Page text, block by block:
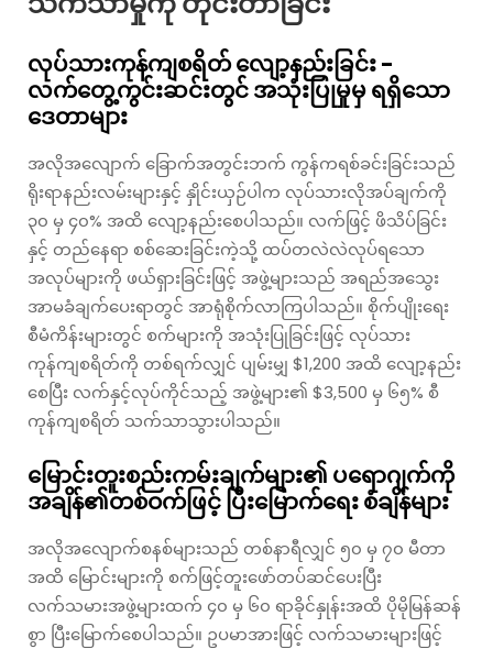
လုပ်သားကုန်ကျစရိတ် လျော့နည်းခြင်း -
လက်တွေ့ကွင်းဆင်းတွင် အသုံးပြုမှုမှ ရရှိသော
ဒေတာများ
အလိုအလျောက် ခြောက်အတွင်းဘက် ကွန်ကရစ်ခင်းခြင်းသည်
ရိုးရာနည်းလမ်းများနှင့် နှိုင်းယှဉ်ပါက လုပ်သားလိုအပ်ချက်ကို
၃၀ မှ ၄၀% အထိ လျော့နည်းစေပါသည်။ လက်ဖြင့် ဖိသိပ်ခြင်း
နှင့် တည်နေရာ စစ်ဆေးခြင်းကဲ့သို့ ထပ်တလဲလဲလုပ်ရသော
အလုပ်များကို ဖယ်ရှားခြင်းဖြင့် အဖွဲ့များသည် အရည်အသွေး
အာမခံချက်ပေးရာတွင် အာရုံစိုက်လာကြပါသည်။ စိုက်ပျိုးရေး
စီမံကိန်းများတွင် စက်များကို အသုံးပြုခြင်းဖြင့် လုပ်သား
ကုန်ကျစရိတ်ကို တစ်ရက်လျှင် ပျမ်းမျှ $1,200 အထိ လျော့နည်း
စေပြီး လက်နှင့်လုပ်ကိုင်သည့် အဖွဲ့များ၏ $3,500 မှ ၆၅% စီ
ကုန်ကျစရိတ် သက်သာသွားပါသည်။
မြောင်းတူးစည်းကမ်းချက်များ၏ ပရောဂျက်ကို
အချိန်၏တစ်ဝက်ဖြင့် ပြီးမြောက်ရေး စံချိန်များ
အလိုအလျောက်စနစ်များသည် တစ်နာရီလျှင် ၅၀ မှ ၇၀ မီတာ
အထိ မြောင်းများကို စက်ဖြင့်တူးဖော်တပ်ဆင်ပေးပြီး
လက်သမားအဖွဲ့များထက် ၄၀ မှ ၆၀ ရာခိုင်နှုန်းအထိ ပိုမိုမြန်ဆန်
စွာ ပြီးမြောက်စေပါသည်။ ဥပမာအားဖြင့် လက်သမားများဖြင့်